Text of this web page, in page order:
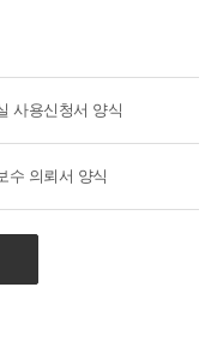
사용신청서 양식
수 의뢰서 양식